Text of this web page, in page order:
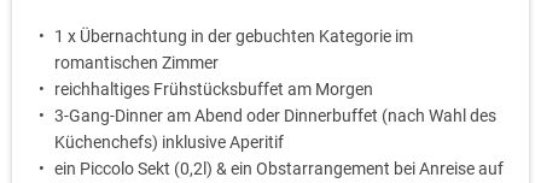
1 x Übernachtung in der gebuchten Kategorie im
romantischen Zimmer
reichhaltiges Frühstücksbuffet am Morgen
3-Gang-Dinner am Abend oder Dinnerbuffet (nach Wahl des
Küchenchefs) inklusive Aperitif
ein Piccolo Sekt (0,2l) & ein Obstarrangement bei Anreise auf